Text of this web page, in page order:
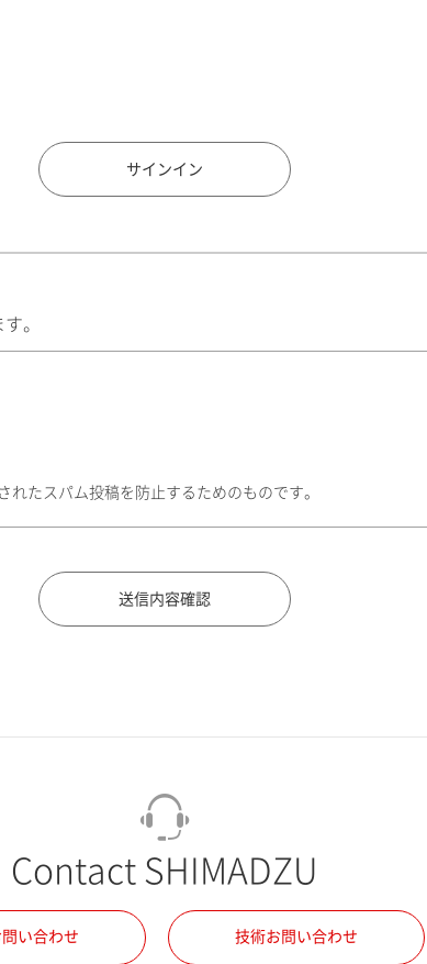
住所検索
サインイン
。
たスパム投稿を防止するためのものです。
Contact SHIMADZU
い合わせ 技術お問い合わせ